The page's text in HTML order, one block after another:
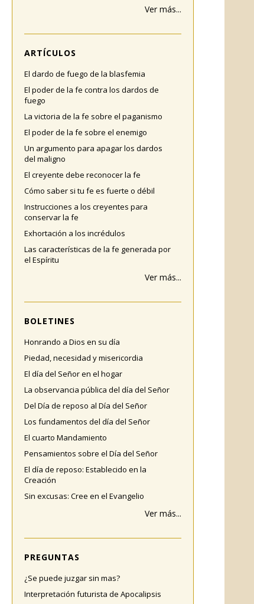
Ver más...
ARTÍCULOS
El dardo de fuego de la blasfemia
El poder de la fe contra los dardos de
fuego
La victoria de la fe sobre el paganismo
El poder de la fe sobre el enemigo
Un argumento para apagar los dardos
del maligno
El creyente debe reconocer la fe
Cómo saber si tu fe es fuerte o débil
Instrucciones a los creyentes para
conservar la fe
Exhortación a los incrédulos
Las características de la fe generada por
el Espíritu
Ver más...
BOLETINES
Honrando a Dios en su día
Piedad, necesidad y misericordia
El día del Señor en el hogar
La observancia pública del día del Señor
Del Día de reposo al Día del Señor
Los fundamentos del día del Señor
El cuarto Mandamiento
Pensamientos sobre el Día del Señor
El día de reposo: Establecido en la
Creación
Sin excusas: Cree en el Evangelio
Ver más...
PREGUNTAS
¿Se puede juzgar sin mas?
Interpretación futurista de Apocalipsis